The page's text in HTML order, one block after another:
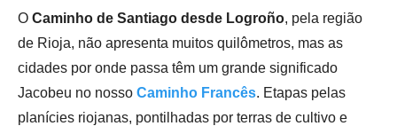
O Caminho de Santiago desde Logroño, pela região
de Rioja, não apresenta muitos quilômetros, mas as
cidades por onde passa têm um grande significado
Jacobeu no nosso Caminho Francês. Etapas pelas
planícies riojanas, pontilhadas por terras de cultivo e